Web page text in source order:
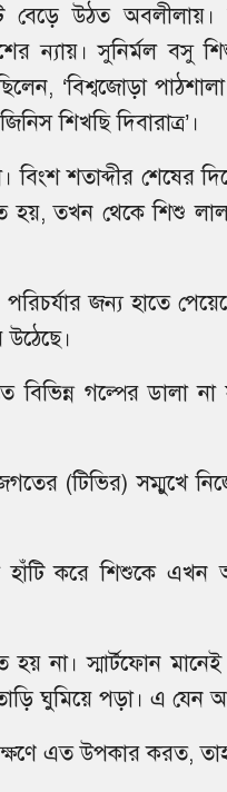
বেড়ে উঠত
ন্যায়। সুনির্মল বসু
‘বিশ্বজোড়া
শিখছি দিবারাত্র’।
বিংশ শতাব্দীর শেষের
হয়, তখন থেকে শিশু
জন্য হাতে
উঠেছে।
বিভিন্ন গল্পের ডালা
(টিভির) সম্মুখে
হাঁটি করে শিশুকে
স্মার্টফোন মানেই
ঘুমিয়ে পড়া। এ যেন
এত উপকার করত,